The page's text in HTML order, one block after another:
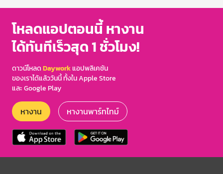
โหลดแอปตอนนี้ หางาน
ได้ทันทีเร็วสุด 1 ชั่วโมง!
ดาวน์โหลดDayworkแอปพลิเคชัน
ของเราได้แล้ววันนี้ ทั้งใน Apple Store
และ Google Play
หางาน หางานพาร์ทไทม์